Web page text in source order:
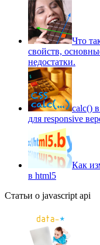
Что
свойств,
недостатки.
сalc()
для responsive
Как
в html5
Статьи о javascript api